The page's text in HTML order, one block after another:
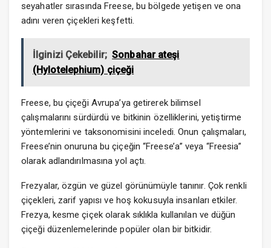
seyahatler sırasında Freese, bu bölgede yetişen ve ona
adını veren çiçekleri keşfetti.
İlginizi Çekebilir; Sonbahar ateşi
(Hylotelephium) çiçeği
Freese, bu çiçeği Avrupa’ya getirerek bilimsel
çalışmalarını sürdürdü ve bitkinin özelliklerini, yetiştirme
yöntemlerini ve taksonomisini inceledi. Onun çalışmaları,
Freese’nin onuruna bu çiçeğin “Freese’a” veya “Freesia”
olarak adlandırılmasına yol açtı.
Frezyalar, özgün ve güzel görünümüyle tanınır. Çok renkli
çiçekleri, zarif yapısı ve hoş kokusuyla insanları etkiler.
Frezya, kesme çiçek olarak sıklıkla kullanılan ve düğün
çiçeği düzenlemelerinde popüler olan bir bitkidir.